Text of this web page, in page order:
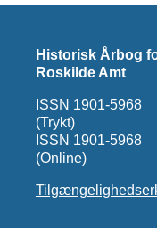
Historisk Årbog
Roskilde Amt
ISSN 1901-5968
(Trykt)
ISSN 1901-5968
(Online)